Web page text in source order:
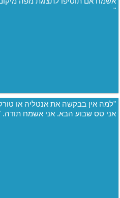
"
"למה אין בבקשה את אנטליה או
אני טס שבוע הבא. אני אשמח תודה.